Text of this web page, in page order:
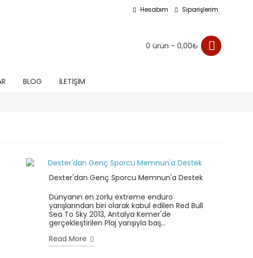
Hesabım Siparişlerim
0 ürün - 0,00₺
BLOG İLETIŞIM
Dexter'dan Genç Sporcu Memnun'a Destek
Dünyanın en zorlu extreme enduro
yarışlarından biri olarak kabul edilen Red Bull
Sea To Sky 2013, Antalya Kemer'de
gerçekleştirilen Plaj yarışıyla baş...
Read More